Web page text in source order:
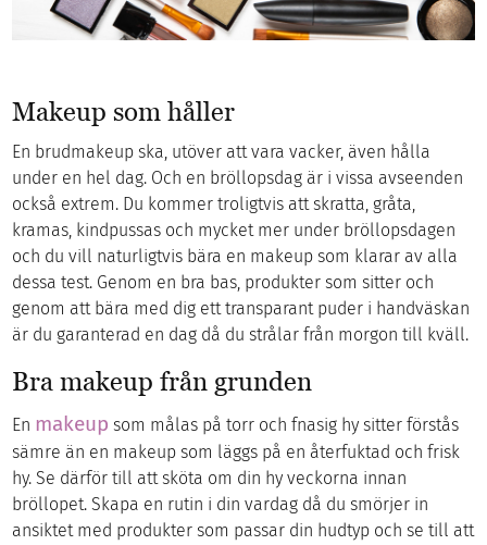
Makeup som håller
En brudmakeup ska, utöver att vara vacker, även hålla
under en hel dag. Och en bröllopsdag är i vissa avseenden
också extrem. Du kommer troligtvis att skratta, gråta,
kramas, kindpussas och mycket mer under bröllopsdagen
och du vill naturligtvis bära en makeup som klarar av alla
dessa test. Genom en bra bas, produkter som sitter och
genom att bära med dig ett transparant puder i handväskan
är du garanterad en dag då du strålar från morgon till kväll.
Bra makeup från grunden
En makeup som målas på torr och fnasig hy sitter förstås
sämre än en makeup som läggs på en återfuktad och frisk
hy. Se därför till att sköta om din hy veckorna innan
bröllopet. Skapa en rutin i din vardag då du smörjer in
ansiktet med produkter som passar din hudtyp och se till att